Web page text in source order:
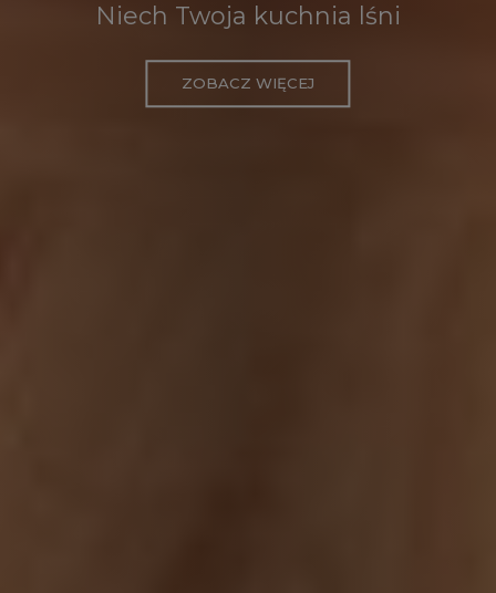
Niech Twoja kuchnia lśni
ZOBACZ WIĘCEJ